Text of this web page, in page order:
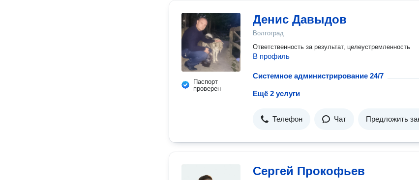
Паспорт
проверен
Денис Давыдов
Волгоград
Ответственность за результат, целеустремленность
В профиль
Системное администрирование 24/7
Ещё 2 услуги
Телефон Чат Предложить
Сергей Прокофьев